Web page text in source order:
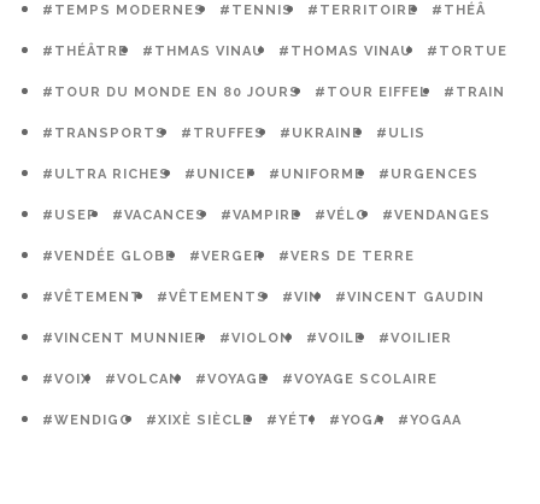
#TEMPS MODERNES #TENNIS #TERRITOIRE #THÉÂ
#THÉÂTRE #THMAS VINAU #THOMAS VINAU #TORTUE
#TOUR DU MONDE EN 80 JOURS #TOUR EIFFEL #TRAIN
#TRANSPORTS #TRUFFES #UKRAINE #ULIS
#ULTRA RICHES #UNICEF #UNIFORME #URGENCES
#USEP #VACANCES #VAMPIRE #VÉLO #VENDANGES
#VENDÉE GLOBE #VERGER #VERS DE TERRE
#VÊTEMENT #VÊTEMENTS #VIN #VINCENT GAUDIN
#VINCENT MUNNIER #VIOLON #VOILE #VOILIER
#VOIX #VOLCAN #VOYAGE #VOYAGE SCOLAIRE
#WENDIGO #XIXÈ SIÈCLE #YÉTI #YOGA #YOGAA